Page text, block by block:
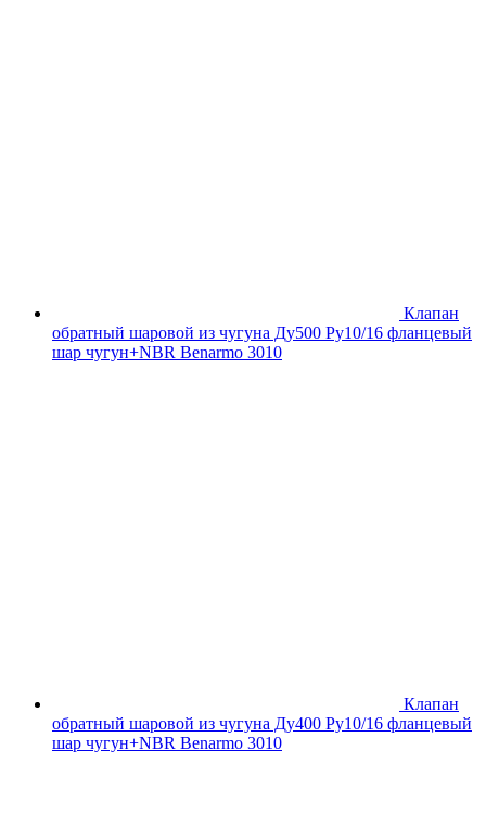
Клапан
обратный шаровой из чугуна Ду500 Ру10/16 фланцевый
шар чугун+NBR Benarmo 3010
Клапан
обратный шаровой из чугуна Ду400 Ру10/16 фланцевый
шар чугун+NBR Benarmo 3010